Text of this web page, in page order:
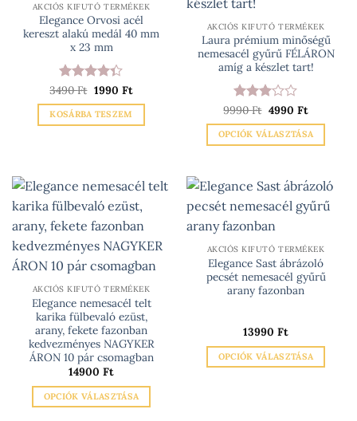
A
változatok
a
választhatók
ki
AKCIÓS KIFUTÓ TERMÉKEK
Elegance Orvosi acél
kereszt alakú medál 40 mm
x 23 mm
Értékelés:
4.33/ 5
3490Ft Original
price
was:
3490 Ft.
1990 FtCurrent
is:
KOSÁRBA TESZEM
AKCIÓS KIFUTÓ TERMÉKEK
Laura prémium minőségű
nemesacél gyűrű FÉLÁRON
amíg a készlet tart!
Értékelés:
3/ 5
9990Ft Original
price
was:
9990 Ft.
4990 FtCurrent
is:
4990 Ft.
OPCIÓK VÁLASZTÁSA
terméknek
több
variációja
A
változatok
a
ki
AKCIÓS KIFUTÓ TERMÉKEK
Elegance nemesacél telt
karika fülbevaló ezüst,
arany, fekete fazonban
kedvezményes NAGYKER
ÁRON 10 pár csomagban
14900 Ft
OPCIÓK VÁLASZTÁSA
AKCIÓS KIFUTÓ TERMÉKEK
Elegance Sast ábrázoló
pecsét nemesacél gyűrű
arany fazonban
13990 Ft
OPCIÓK VÁLASZTÁSA